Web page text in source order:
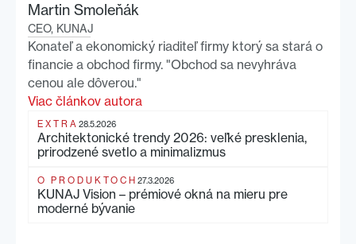
Martin Smoleňák
CEO, KUNAJ
Konateľ a ekonomický riaditeľ firmy ktorý sa stará o
financie a obchod firmy. "Obchod sa nevyhráva
cenou ale dôverou."
Viac článkov autora
EXTRA 28.5.2026
Architektonické trendy 2026: veľké presklenia,
prirodzené svetlo a minimalizmus
O PRODUKTOCH 27.3.2026
KUNAJ Vision – prémiové okná na mieru pre
moderné bývanie